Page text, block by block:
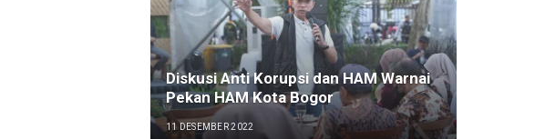
Diskusi Anti Korupsi dan HAM Warnai
Pekan HAM Kota Bogor
11 DESEMBER 2022